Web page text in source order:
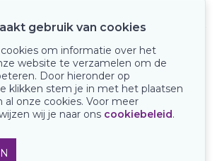
Onze keurmerken
gebruik van cookies
om informatie over het
website te verzamelen om de
Door hieronder op
klikken stem je in met het plaatsen
al onze cookies. Voor meer
wij je naar ons cookiebeleid.